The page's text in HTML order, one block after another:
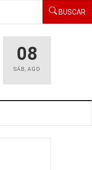
BUSCAR
08
SÁB, AGO